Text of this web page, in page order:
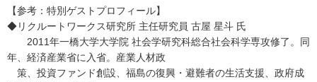
【参考：特別ゲストプロフィール】
◆リクルートワークス研究所 主任研究員 古屋 星斗 氏
2011年一橋大学大学院 社会学研究科総合社会科学専攻修了。同
年、経済産業省に入省。産業人材政
策、投資ファンド創設、福島の復興・避難者の生活支援、政府成